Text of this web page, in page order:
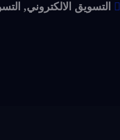
التسويق الالكتروني,